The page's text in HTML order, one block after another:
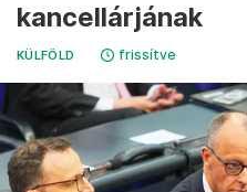
kancellárjának
KÜLFÖLD frissítve